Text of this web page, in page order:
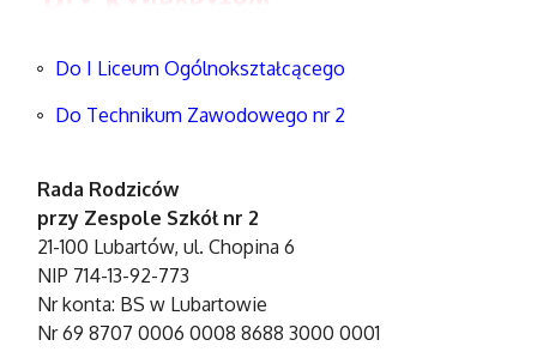
Do I Liceum Ogólnokształcącego
Do Technikum Zawodowego nr 2
Rada Rodziców
przy Zespole Szkół nr 2
21-100 Lubartów, ul. Chopina 6
NIP 714-13-92-773
Nr konta: BS w Lubartowie
Nr 69 8707 0006 0008 8688 3000 0001